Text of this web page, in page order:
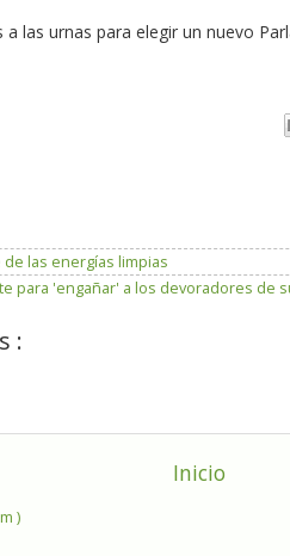
las urnas para elegir un nuevo
las energías limpias
para 'engañar' a los devoradores de
:
Inicio
)